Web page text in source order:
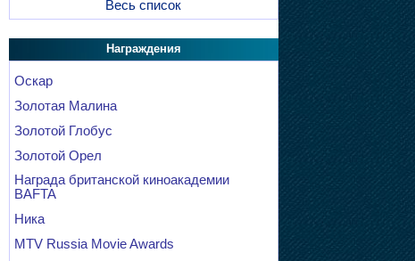
Весь список
Награждения
Оскар
Золотая Малина
Золотой Глобус
Золотой Орел
Награда британской киноакадемии
BAFTA
Ника
MTV Russia Movie Awards